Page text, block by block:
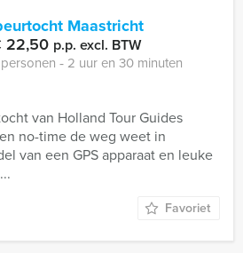
Maastricht
p.p. excl. BTW
‐ 2 uur en 30 minuten
van Holland Tour Guides
no-time de weg weet in
van een GPS apparaat en leuke
Favoriet